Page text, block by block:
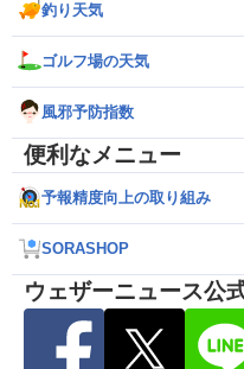
釣り天気
ゴルフ場の天気
風邪予防指数
便利なメニュー
予報精度向上の取り組み
SORASHOP
ウェザーニュース公